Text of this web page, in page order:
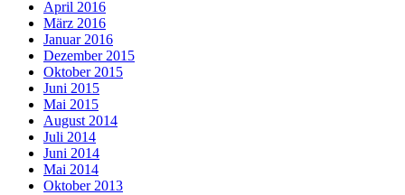
April 2016
März 2016
Januar 2016
Dezember 2015
Oktober 2015
Juni 2015
Mai 2015
August 2014
Juli 2014
Juni 2014
Mai 2014
Oktober 2013